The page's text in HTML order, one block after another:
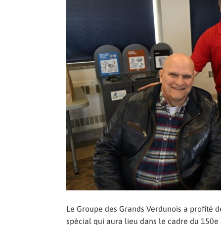
Le Groupe des Grands Verdunois a
spécial qui aura lieu dans le cadre du